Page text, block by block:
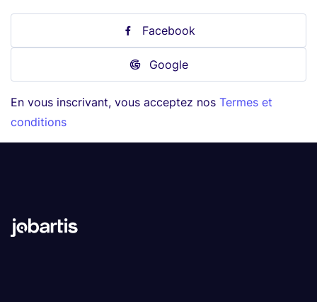
Facebook
Google
En vous inscrivant, vous acceptez nos Termes et
conditions